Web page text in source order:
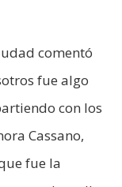
comentó
fue algo
con los
Cassano,
fue la